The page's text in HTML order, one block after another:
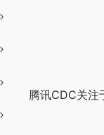
腾讯CDC关注